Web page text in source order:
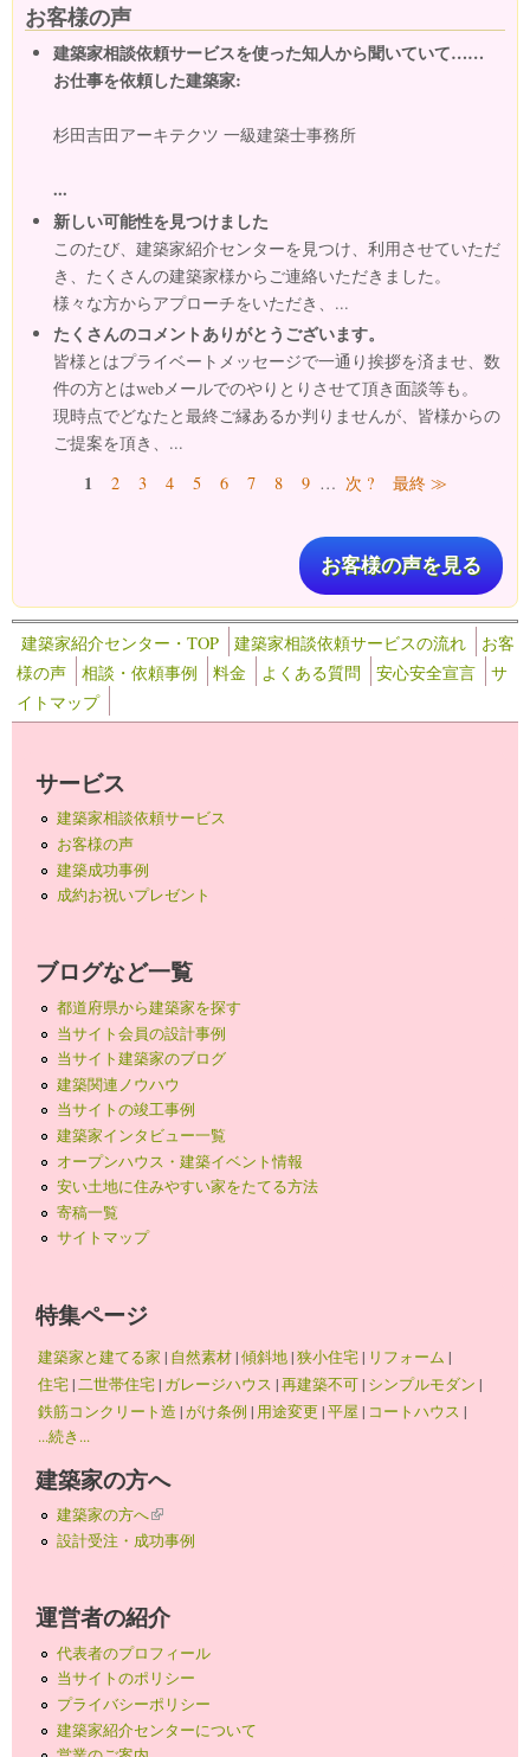
お客様の声
建築家相談依頼サービスを使った知人から聞いていて……
お仕事を依頼した建築家:
杉田吉田アーキテクツ 一級建築士事務所
...
新しい可能性を見つけました
このたび、建築家紹介センターを見つけ、利用させていただ
き、たくさんの建築家様からご連絡いただきました。
様々な方からアプローチをいただき、...
たくさんのコメントありがとうございます。
皆様とはプライベートメッセージで一通り挨拶を済ませ、数
件の方とはwebメールでのやりとりさせて頂き面談等も。
現時点でどなたと最終ご縁あるか判りませんが、皆様からの
ご提案を頂き、...
ページ1 2 3 4 5 6 7 8 9 … 次 ? 最終 ≫
お客様の声を見る
建築家紹介センター・TOP 建築家相談依頼サービスの流れ
お客
様の声
相談・依頼事例 料金 よくある質問 安心安全宣言
サ
イトマップ
サービス
建築家相談依頼サービス
お客様の声
建築成功事例
成約お祝いプレゼント
ブログなど一覧
都道府県から建築家を探す
当サイト会員の設計事例
当サイト建築家のブログ
建築関連ノウハウ
当サイトの竣工事例
建築家インタビュー一覧
オープンハウス・建築イベント情報
安い土地に住みやすい家をたてる方法
寄稿一覧
サイトマップ
特集ページ
建築家と建てる家 | 自然素材|傾斜地|狭小住宅| リフォーム |
住宅|二世帯住宅| ガレージハウス |再建築不可| シンプルモダン |
鉄筋コンクリート造 |がけ条例 | 用途変更 |平屋 | コートハウス |
...続き...
建築家の方へ
建築家の方へ(link is external)
設計受注・成功事例
運営者の紹介
代表者のプロフィール
当サイトのポリシー
プライバシーポリシー
建築家紹介センターについて